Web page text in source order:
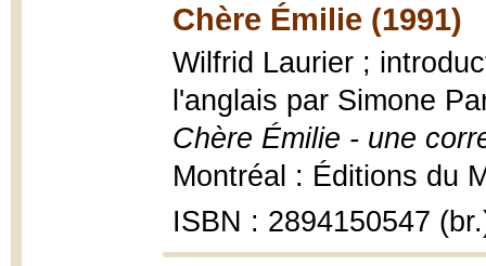
Chère Émilie (1991)
Wilfrid Laurier ;
l'anglais par Simone
Chère Émilie - une
Montréal : Éditions du
ISBN : 2894150547